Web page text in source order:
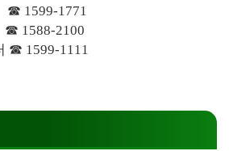
☎ 1599-1771
☎ 1588-2100
☎ 1599-1111